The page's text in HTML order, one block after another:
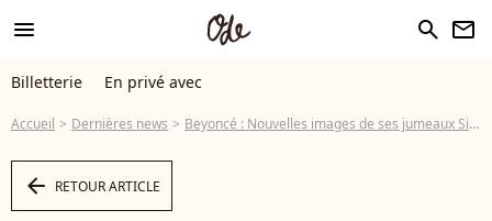
menu search newsletter
Billetterie En privé avec
Accueil Dernières news Beyoncé : Nouvelles images de ses jumeaux Sir et Rumi, qui ont bien grandi !
arrow_left RETOUR ARTICLE